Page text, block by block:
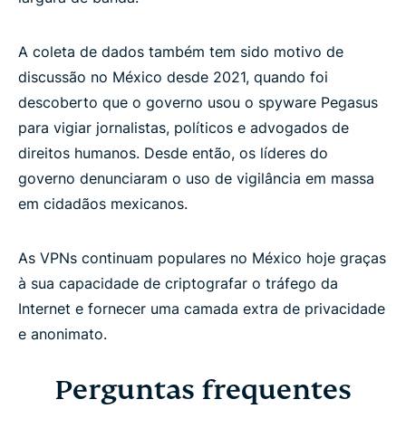
A coleta de dados também tem sido motivo de
discussão no México desde 2021, quando foi
descoberto que o governo usou o spyware Pegasus
para vigiar jornalistas, políticos e advogados de
direitos humanos. Desde então, os líderes do
governo denunciaram o uso de vigilância em massa
em cidadãos mexicanos.
As VPNs continuam populares no México hoje graças
à sua capacidade de criptografar o tráfego da
Internet e fornecer uma camada extra de privacidade
e anonimato.
Perguntas frequentes